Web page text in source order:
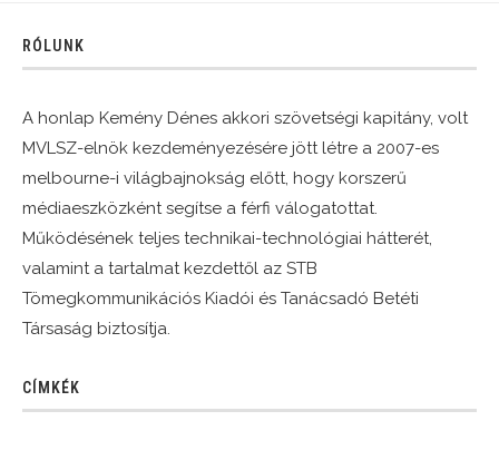
RÓLUNK
A honlap Kemény Dénes akkori szövetségi kapitány, volt
MVLSZ-elnök kezdeményezésére jött létre a 2007-es
melbourne-i világbajnokság előtt, hogy korszerű
médiaeszközként segítse a férfi válogatottat.
Működésének teljes technikai-technológiai hátterét,
valamint a tartalmat kezdettől az STB
Tömegkommunikációs Kiadói és Tanácsadó Betéti
Társaság biztosítja.
CÍMKÉK